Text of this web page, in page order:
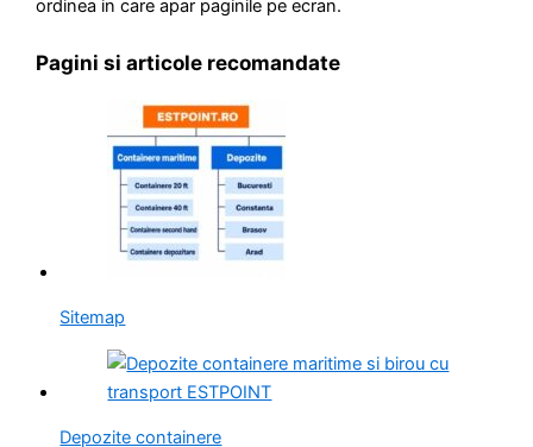
ordinea in care apar paginile pe ecran.
Pagini si articole recomandate
Sitemap
Depozite containere